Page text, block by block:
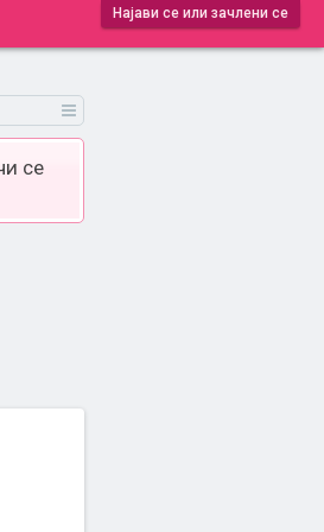
Најави се или зачлени се
се